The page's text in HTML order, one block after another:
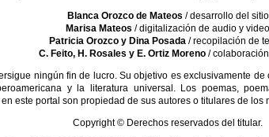
Blanca Orozco de Mateos / desarrollo del sitio
Marisa Mateos / digitalización de audio y video
Patricia Orozco y Dina Posada/ recopilación de
C. Feito, H. Rosales y E. Ortiz Moreno/ colaboración
ningún fin de lucro. Su objetivo es exclusivamente
y la literatura universal. Los poemas,
este portal son propiedad de sus autores o titulares de los
Copyright © Derechos reservados del titular.